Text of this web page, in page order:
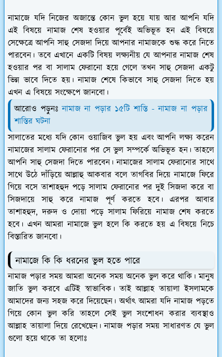
নামাজে যদি নিজের অজান্তে কোন ভুল হয়ে যায় আর আপনি যদি
এই বিষয়ে নামাজ শেষ হওয়ার পূর্বেই অভিভূত হন এই বিষয়ে
সেক্ষেত্রে আপনি সাহু সেজদা দিয়ে আপনার নামাজকে শুদ্ধ করে নিতে
পারবেন। তবে এখানে একটি বিষয় লক্ষ্যনীয় যে আপনার নামাজ শেষ
হওয়ার পর বা সালাম ফেরানো হয়ে গেলে তখন সাহু সেজদা একটু
ভিন্ন ভাবে দিতে হয়। নামাজ শেষে কিভাবে সাহু সেজদা দিতে হয়
এখন এ বিষয়ে সংক্ষেপে জানবো।
আরোও পড়ুনঃনামাজ না পড়ার ১৫টি শাস্তি - নামাজ না পড়ার
শাস্তির ঘটনা
সালাতের মধ্যে যদি কোন ওয়াজিব ভুল হয় এবং আপনি লক্ষ্য করেন
নামাজের সালাম ফেরানোর পর সে ভুল সম্পর্কে অভিভূত হন। তাহলে
আপনি সাহু সেজদা দিতে পারবেন। নামাজের সালাম ফেরানোর সাথে
সাথে উঠে দাঁড়িয়ে আল্লাহু আকবার বলে তাগবির দিয়ে নামাজে ফিরে
গিয়ে বসে তাশাহহুদ পড়ে সালাম ফেরানোর পর দুই সিজদা করে বা
সিজদায়ে সাহু করে নামাজ পূর্ণ করতে হবে। এরপর আবার
তাশাহহুদ, দরুদ ও দোয়া পড়ে সালাম ফিরিয়ে নামাজ শেষ করতে
হবে। এখন আমরা নামাজে ভুল হলে কি করতে হয় এ বিষয়ে নিচে
বিস্তারিত জানবো।
নামাজে কি কি ধরনের ভুল হতে পারে
নামাজ পড়ার সময় আমরা অনেক সময় অনেক ভুল করে থাকি। মানুষ
জাতি ভুল করবে এটিই স্বাভাবিক। তাই আল্লাহ তায়ালা ইসলামকে
আমাদের জন্য সহজ করে দিয়েছেন। অর্থাৎ আমরা যদি নামাজ পড়তে
গিয়ে কোন ভুল করি তাহলে সেই ভুল সংশোধন করার ব্যবস্থাও
আল্লাহ তায়ালা দিয়ে রেখেছেন। নামাজ পড়ার সময় সাধারণত যে ভুল
গুলো হয়ে থাকে তা হলোঃ